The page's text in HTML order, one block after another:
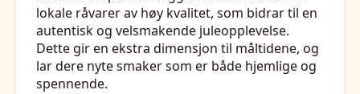
lokale råvarer av høy kvalitet, som bidrar til en
autentisk og velsmakende juleopplevelse.
Dette gir en ekstra dimensjon til måltidene, og
lar dere nyte smaker som er både hjemlige og
spennende.